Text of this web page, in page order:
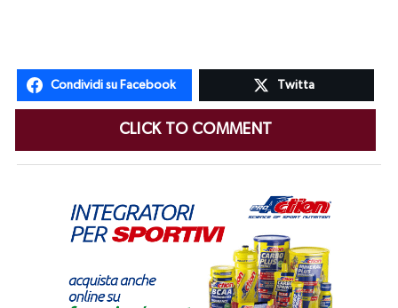
Condividi su Facebook Twitta
CLICK TO COMMENT